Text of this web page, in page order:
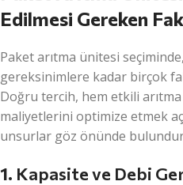
Edilmesi Gereken
Paket arıtma ünitesi
gereksinimlere kadar birçok
Doğru tercih, hem etkili
maliyetlerini optimize etmek
unsurlar göz önünde
1. Kapasite ve Debi